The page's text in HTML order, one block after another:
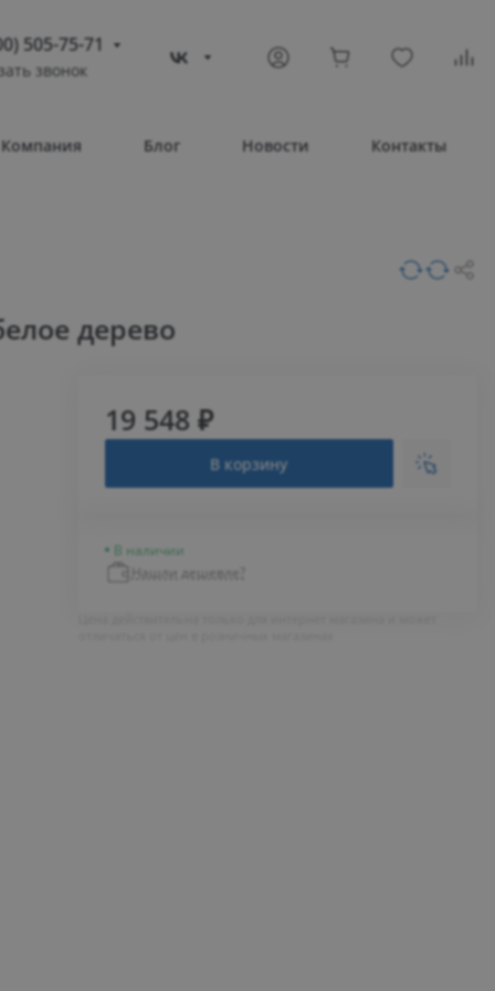
505-75-71
звонок
Компания Блог Новости Контакты
дерево
19 548 ₽
В корзину
В наличии
Нашли дешевле?